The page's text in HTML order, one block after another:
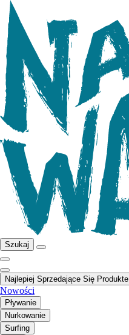
Szukaj
Najlepiej Sprzedające Się Produkte
Nowości
Pływanie
Nurkowanie
Surfing